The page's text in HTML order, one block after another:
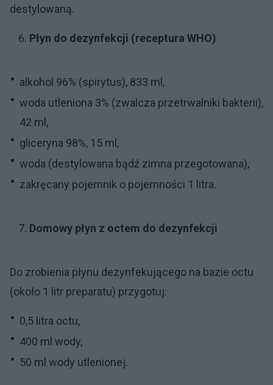
destylowaną.
Płyn do dezynfekcji (receptura WHO)
alkohol 96% (spirytus), 833 ml,
woda utleniona 3% (zwalcza przetrwalniki bakterii),
42 ml,
gliceryna 98%, 15 ml,
woda (destylowana bądź zimna przegotowana),
zakręcany pojemnik o pojemności 1 litra.
Domowy płyn z octem do dezynfekcji
Do zrobienia płynu dezynfekującego na bazie octu
(około 1 litr preparatu) przygotuj:
0,5 litra octu,
400 ml wody,
50 ml wody utlenionej.